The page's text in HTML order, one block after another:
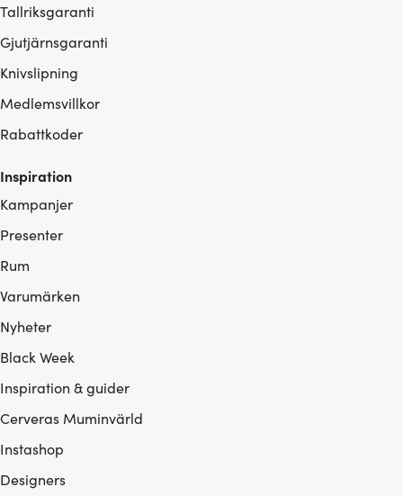
Tallriksgaranti
Gjutjärnsgaranti
Knivslipning
Medlemsvillkor
Rabattkoder
Inspiration
Kampanjer
Presenter
Rum
Varumärken
Nyheter
Black Week
Inspiration & guider
Cerveras Muminvärld
Instashop
Designers